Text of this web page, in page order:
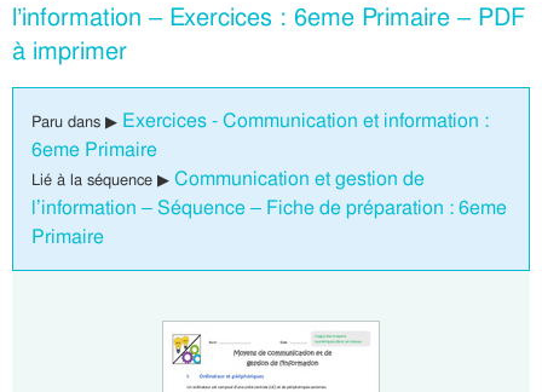
l’information – Exercices : 6eme Primaire – PDF
à imprimer
Paru dans ▶ Exercices - Communication et information :
6eme Primaire
Lié à la séquence ▶ Communication et gestion de
l’information – Séquence – Fiche de préparation : 6eme
Primaire